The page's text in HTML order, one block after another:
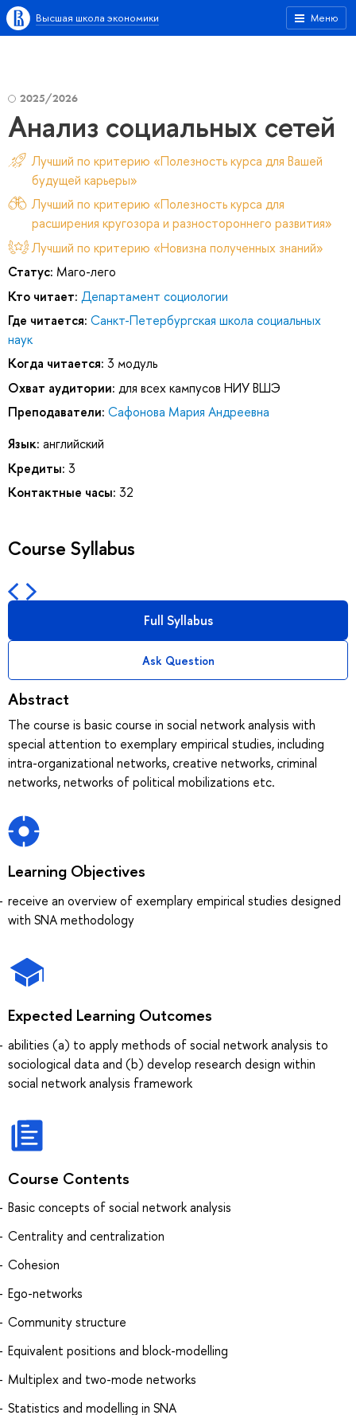
Меню
Высшая школа экономики
2025/2026
Анализ социальных сетей
Лучший по критерию «Полезность курса для Вашей
будущей карьеры»
Лучший по критерию «Полезность курса для
расширения кругозора и разностороннего развития»
Лучший по критерию «Новизна полученных знаний»
Статус: Маго-лего
Кто читает: Департамент социологии
Где читается: Санкт-Петербургская школа социальных
наук
Когда читается: 3 модуль
Охват аудитории: для всех кампусов НИУ ВШЭ
Преподаватели: Сафонова Мария Андреевна
Язык: английский
Кредиты: 3
Контактные часы: 32
Course Syllabus
Full Syllabus
Ask Question
Abstract
The course is basic course in social network analysis with
special attention to exemplary empirical studies, including
intra-organizational networks, creative networks, criminal
networks, networks of political mobilizations etc.
Learning Objectives
receive an overview of exemplary empirical studies designed
with SNA methodology
Expected Learning Outcomes
abilities (a) to apply methods of social network analysis to
sociological data and (b) develop research design within
social network analysis framework
Course Contents
Basic concepts of social network analysis
Centrality and centralization
Cohesion
Ego-networks
Community structure
Equivalent positions and block-modelling
Multiplex and two-mode networks
Statistics and modelling in SNA